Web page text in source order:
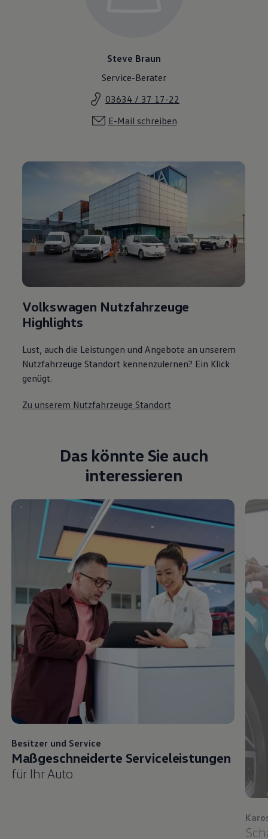
Steve Braun
Service-Berater
03634 / 37 17-22
E-Mail schreiben
Volkswagen Nutzfahrzeuge
Highlights
Lust, auch die Leistungen und Angebote an unserem
Nutzfahrzeuge Standort kennenzulernen? Ein Klick
genügt.
Zu unserem Nutzfahrzeuge Standort
Das könnte Sie auch
interessieren
Besitzer und Service
Maßgeschneiderte Serviceleistungen
für Ihr Auto